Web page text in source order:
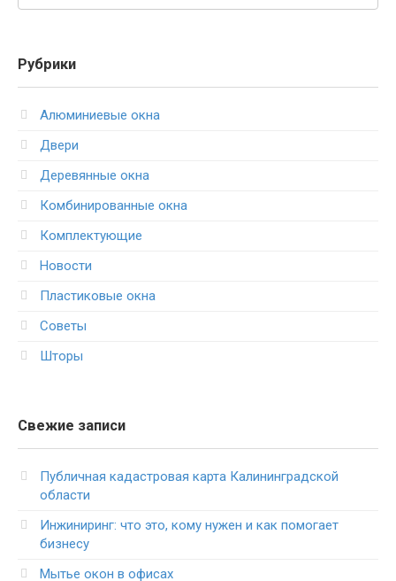
Рубрики
Алюминиевые окна
Двери
Деревянные окна
Комбинированные окна
Комплектующие
Новости
Пластиковые окна
Советы
Шторы
Свежие записи
Публичная кадастровая карта Калининградской
области
Инжиниринг: что это, кому нужен и как помогает
бизнесу
Мытье окон в офисах